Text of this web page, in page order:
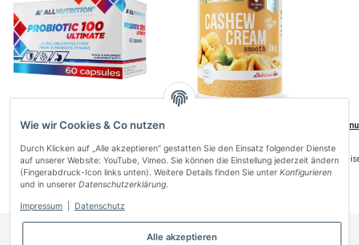
Allnutrition Probiotic 100 Ultimate
Preise nach Anmeldung sichtbar
Preise nach Anmeldung sichtbar
Wie wir Cookies & Co nutzen
Durch Klicken auf „Alle akzeptieren“ gestatten Sie den Einsatz folgender Dienste
auf unserer Website: YouTube, Vimeo. Sie können die Einstellung jederzeit ändern
(Fingerabdruck-Icon links unten). Weitere Details finden Sie unter Konfigurieren
und in unserer Datenschutzerklärung.
Impressum Datenschutz
Alle akzeptieren